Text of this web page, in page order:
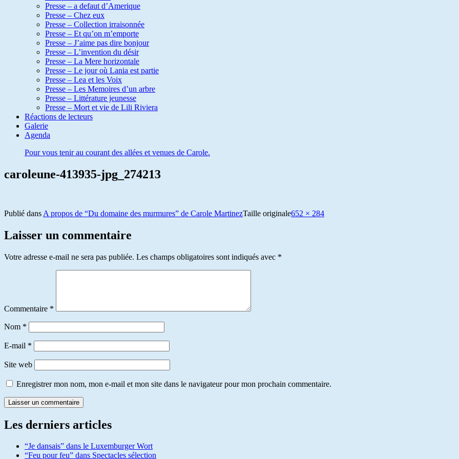
Presse – a defaut d’Amerique
Presse – Chez eux
Presse – Collection irraisonnée
Presse – Et qu’on m’emporte
Presse – J’aime pas dire bonjour
Presse – L’invention du désir
Presse – La Mere horizontale
Presse – Le jour où Lania est partie
Presse – Lea et les Voix
Presse – Les Memoires d’un arbre
Presse – Littérature jeunesse
Presse – Mort et vie de Lili Riviera
Réactions de lecteurs
Galerie
Agenda
Pour vous tenir au courant des allées et venues de Carole.
caroleune-413935-jpg_274213
Publié dans A propos de “Du domaine des murmures” de Carole MartinezTaille originale652 × 284
Laisser un commentaire
Votre adresse e-mail ne sera pas publiée. Les champs obligatoires sont indiqués avec *
Commentaire *
Nom *
E-mail *
Site web
Enregistrer mon nom, mon e-mail et mon site dans le navigateur pour mon prochain commentaire.
Les derniers articles
“Je dansais” dans le Luxemburger Wort
“Feu pour feu” dans Spectacles sélection